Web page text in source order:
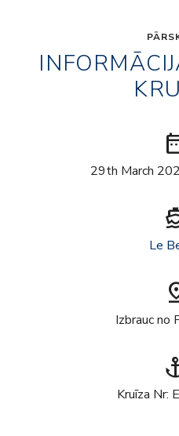
29th March
Le
Izbrauc no
Kruīza Nr: